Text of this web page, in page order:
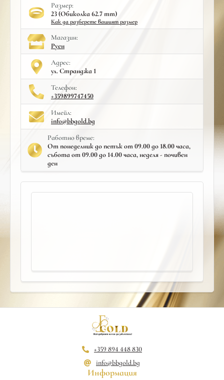
Размер:
23 (Обиколка 62.7 mm)
Как да разберете вашият размер
Mагазин:
Руен
Адрес:
ул. Странджа 1
Телефон:
+359899747450
Имейл:
info@bbgold.bg
Работно време:
От понеделник до петък от 09.00 до 18.00 часа,
събота от 09.00 до 14.00 часа, неделя - почивен
ден
+359 894 448 830
info@bbgold.bg
Информация